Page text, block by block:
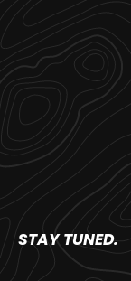
STAY TUNED.